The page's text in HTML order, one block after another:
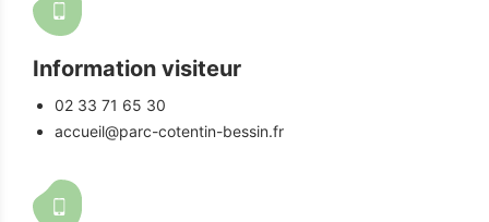
Information visiteur
02 33 71 65 30
accueil@parc-cotentin-bessin.fr